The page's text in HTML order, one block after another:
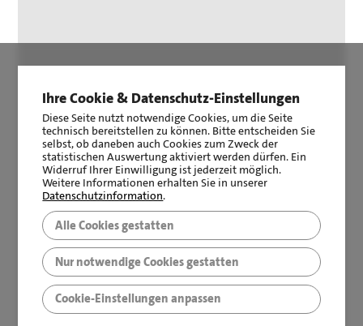
Ihre Cookie & Datenschutz-Einstellungen
Diese Seite nutzt notwendige Cookies, um die Seite
technisch bereitstellen zu können. Bitte entscheiden Sie
selbst, ob daneben auch Cookies zum Zweck der
statistischen Auswertung aktiviert werden dürfen. Ein
Widerruf Ihrer Einwilligung ist jederzeit möglich.
Weitere Informationen erhalten Sie in unserer
Datenschutzinformation.
Alle Cookies gestatten
Nur notwendige Cookies gestatten
Cookie-Einstellungen anpassen